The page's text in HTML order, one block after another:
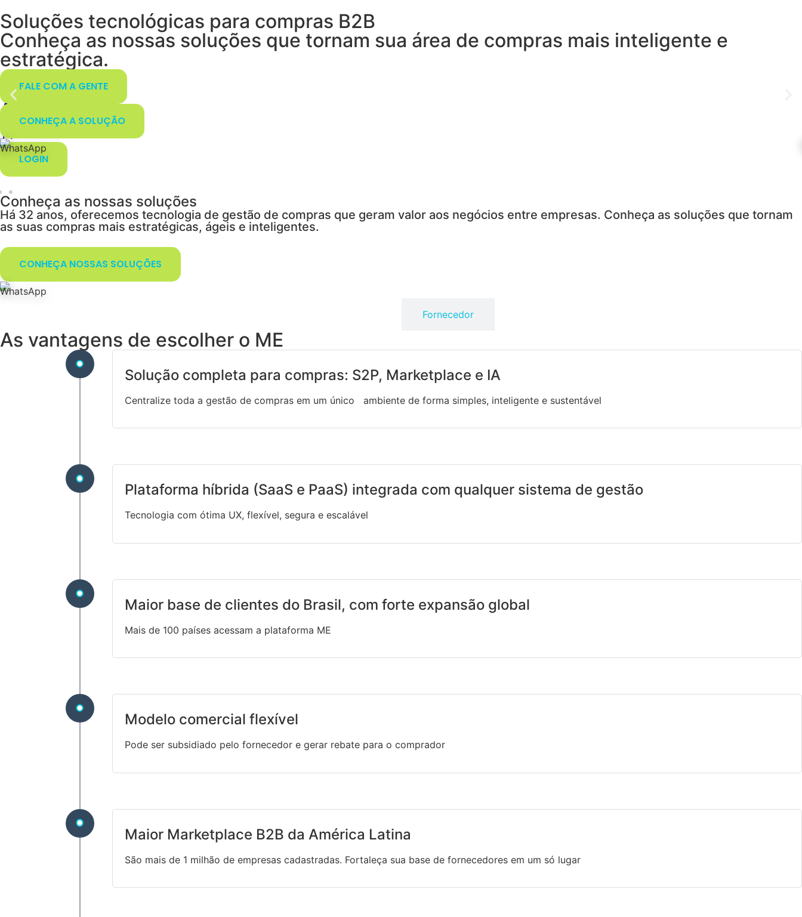
Blog
Contato
LOGIN
O futuro das suas compras corporativas é
Automatize todo o fluxo de compras, liberando profissionais para o que mais agrega
valor ao negócio.
SAIBA MAIS
PEÇA UMADEMO
Conheça as nossas soluções
Há 32 anos, oferecemos tecnologia de gestão de compras que geram valor aos negócios entre empresas. Conheça as soluções que tornam
as suas compras mais estratégicas, ágeis e inteligentes.
CONHEÇA NOSSAS SOLUÇÕES
Fornecedor
As vantagens de escolher o ME
Solução completa para compras: S2P, Marketplace e IA
Centralize toda a gestão de compras em um único ambiente de forma simples, inteligente e sustentável
Plataforma híbrida (SaaS e PaaS) integrada com qualquer sistema de gestão
Tecnologia com ótima UX, flexível, segura e escalável
Maior base de clientes do Brasil, com forte expansão global
Mais de 100 países acessam a plataforma ME
Modelo comercial flexível
Pode ser subsidiado pelo fornecedor e gerar rebate para o comprador
Maior Marketplace B2B da América Latina
São mais de 1 milhão de empresas cadastradas. Fortaleça sua base de fornecedores em um só lugar